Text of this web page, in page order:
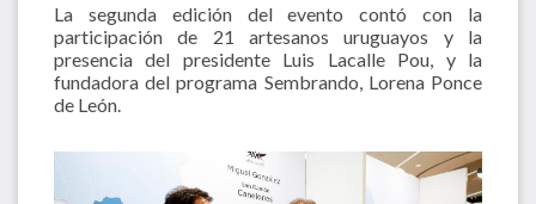
La segunda edición del evento contó con la
participación de 21 artesanos uruguayos y la
presencia del presidente Luis Lacalle Pou, y la
fundadora del programa Sembrando, Lorena Ponce
de León.